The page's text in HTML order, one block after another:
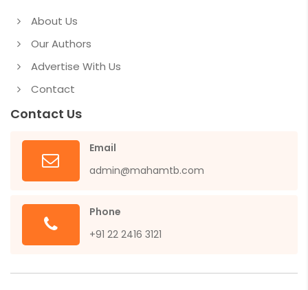
About Us
Our Authors
Advertise With Us
Contact
Contact Us
Email
admin@mahamtb.com
Phone
+91 22 2416 3121